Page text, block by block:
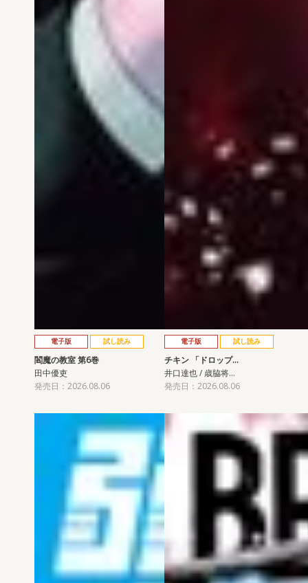
電子版 試し読み
閻魔の教室 第6巻
田中優吏
発売日：2026.08.06
電子版 試し読み
チキン 「ドロップ…
井口達也 / 歳脇将…
発売日：2026.08.06